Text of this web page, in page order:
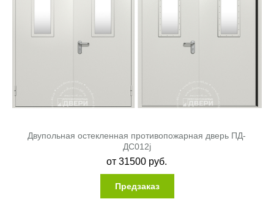
Двупольная остекленная противопожарная дверь ПД-
ДC012j
от31500 руб.
Предзаказ